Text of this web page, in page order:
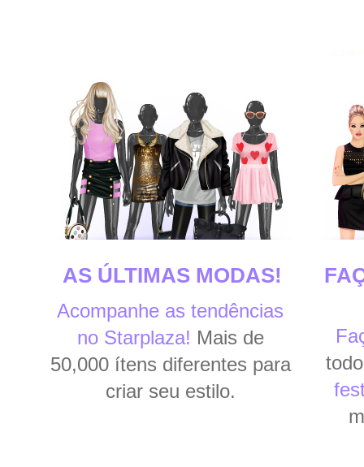
AS ÚLTIMAS MODAS!
Acompanhe as tendências
no Starplaza! Mais de
50,000 ítens diferentes para
criar seu estilo.